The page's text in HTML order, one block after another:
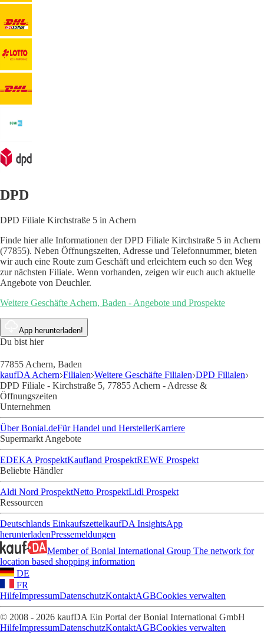
DPD
DPD Filiale Kirchstraße 5 in Achern
Finde hier alle Informationen der DPD Filiale Kirchstraße 5 in Achern
(77855). Neben Öffnungszeiten, Adresse und Telefonnummer, bieten
wir auch eine Route zum Geschäft und erleichtern euch so den Weg
zur nächsten Filiale. Wenn vorhanden, zeigen wir euch auch aktuelle
Angebote von Deuchler.
Weitere Geschäfte Achern, Baden - Angebote und Prospekte
App herunterladen!
Du bist hier
77855 Achern, Baden
kaufDA Achern Filialen Weitere Geschäfte Filialen DPD Filialen
DPD Filiale - Kirchstraße 5, 77855 Achern - Adresse &
Öffnungszeiten
Unternehmen
Über Bonial.deFür Handel und HerstellerKarriere
Supermarkt Angebote
EDEKA ProspektKaufland ProspektREWE Prospekt
Beliebte Händler
Aldi Nord ProspektNetto ProspektLidl Prospekt
Ressourcen
Deutschlands EinkaufszettelkaufDA InsightsApp
herunterladenPressemeldungen
Member of Bonial International Group The network for
location based shopping information
DE
FR
HilfeImpressumDatenschutzKontaktAGBCookies verwalten
© 2008 - 2026 kaufDA Ein Portal der Bonial International GmbH
HilfeImpressumDatenschutzKontaktAGBCookies verwalten